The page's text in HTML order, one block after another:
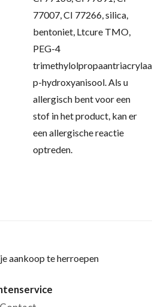
77007, CI 77266, silica,
bentoniet, Ltcure TMO,
PEG-4
p-hydroxyanisool.Als u
allergisch bent voor een
stof in het product, kan er
een allergische reactie
optreden.
aankoop te herroepen